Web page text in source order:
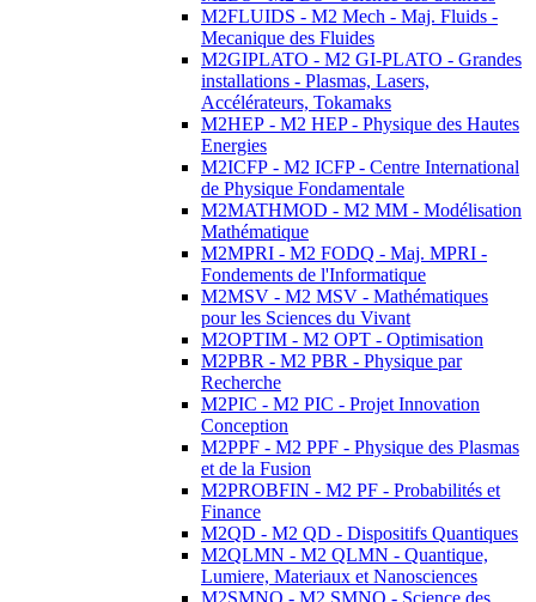
M2FLUIDS - M2 Mech - Maj. Fluids -
Mecanique des Fluides
M2GIPLATO - M2 GI-PLATO - Grandes
installations - Plasmas, Lasers,
Accélérateurs, Tokamaks
M2HEP - M2 HEP - Physique des Hautes
Energies
M2ICFP - M2 ICFP - Centre International
de Physique Fondamentale
M2MATHMOD - M2 MM - Modélisation
Mathématique
M2MPRI - M2 FODQ - Maj. MPRI -
Fondements de l'Informatique
M2MSV - M2 MSV - Mathématiques
pour les Sciences du Vivant
M2OPTIM - M2 OPT - Optimisation
M2PBR - M2 PBR - Physique par
Recherche
M2PIC - M2 PIC - Projet Innovation
Conception
M2PPF - M2 PPF - Physique des Plasmas
et de la Fusion
M2PROBFIN - M2 PF - Probabilités et
Finance
M2QD - M2 QD - Dispositifs Quantiques
M2QLMN - M2 QLMN - Quantique,
Lumiere, Materiaux et Nanosciences
M2SMNO - M2 SMNO - Science des